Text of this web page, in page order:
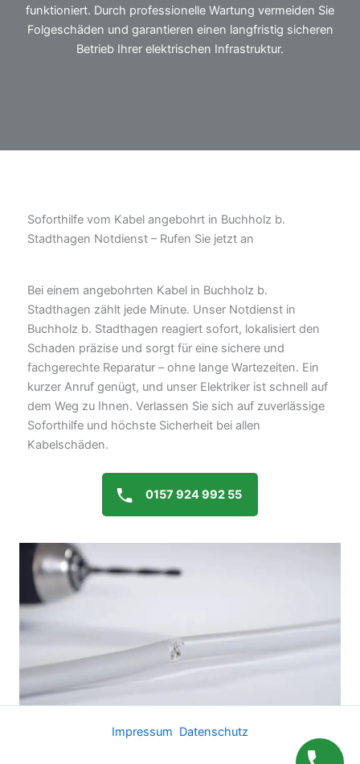
funktioniert. Durch professionelle Wartung vermeiden Sie
Folgeschäden und garantieren einen langfristig sicheren
Betrieb Ihrer elektrischen Infrastruktur.
Soforthilfe vom Kabel angebohrt in Buchholz b.
Stadthagen Notdienst – Rufen Sie jetzt an
Bei einem angebohrten Kabel in Buchholz b.
Stadthagen zählt jede Minute. Unser Notdienst in
Buchholz b. Stadthagen reagiert sofort, lokalisiert den
Schaden präzise und sorgt für eine sichere und
fachgerechte Reparatur – ohne lange Wartezeiten. Ein
kurzer Anruf genügt, und unser Elektriker ist schnell auf
dem Weg zu Ihnen. Verlassen Sie sich auf zuverlässige
Soforthilfe und höchste Sicherheit bei allen
Kabelschäden.
0157 924 992 55
Impressum Datenschutz